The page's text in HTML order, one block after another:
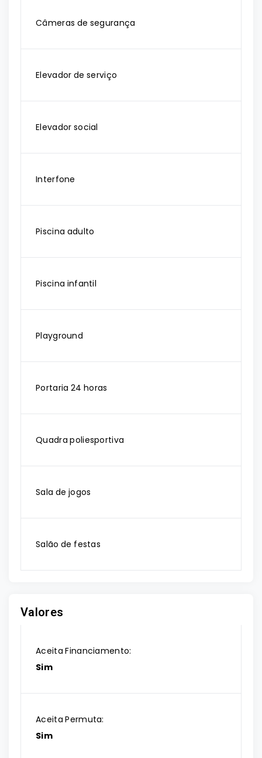
Câmeras de segurança
Elevador de serviço
Elevador social
Interfone
Piscina adulto
Piscina infantil
Playground
Portaria 24 horas
Quadra poliesportiva
Sala de jogos
Salão de festas
Valores
Aceita Financiamento:
Sim
Aceita Permuta:
Sim